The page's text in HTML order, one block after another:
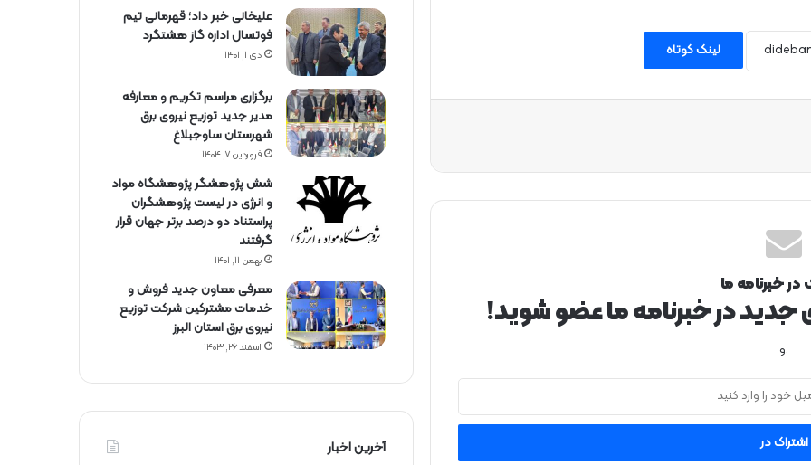
لینک کوتاه
در خبرنامه ما
جدید در خبرنامه ما عضو شوید!
.و
علیخانی خبر داد؛ قهرمانی تیم
فوتسال اداره گاز هشتگرد
دی ۱, ۱۴۰۱
برگزاری مراسم تكریم و معارفه
مدیر جدید توزیع نیروی برق
شهرستان ساوجبلاغ
فروردین ۷, ۱۴۰۴
شش پژوهشگر پژوهشگاه مواد
و انرژی در لیست پژوهشگران
پراستناد دو درصد برتر جهان قرار
گرفتند
بهمن ۱۱, ۱۴۰۱
معرفی معاون جدید فروش و
خدمات مشتركین شركت توزیع
نیروی برق استان البرز
اسفند ۲۶, ۱۴۰۳
آخرین اخبار